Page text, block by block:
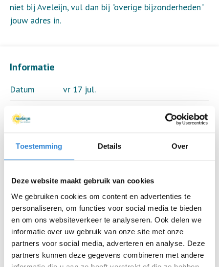
Toestemming Details Over
Deze website maakt gebruik van cookies
We gebruiken cookies om content en advertenties te
personaliseren, om functies voor social media te bieden
en om ons websiteverkeer te analyseren. Ook delen we
informatie over uw gebruik van onze site met onze
partners voor social media, adverteren en analyse. Deze
partners kunnen deze gegevens combineren met andere
Informatie
Datum
vr 17 jul.
Tijd
Locatie
De Schans, Lichtenvoorde
Thema
Dagtrip
Kosten
€ 85,00
Deelnemers
17 van 14
Aanmelden is niet meer mogelijk.
niet bij Aveleijn, vul dan bij "overige bijzonderheden"
jouw adres in.